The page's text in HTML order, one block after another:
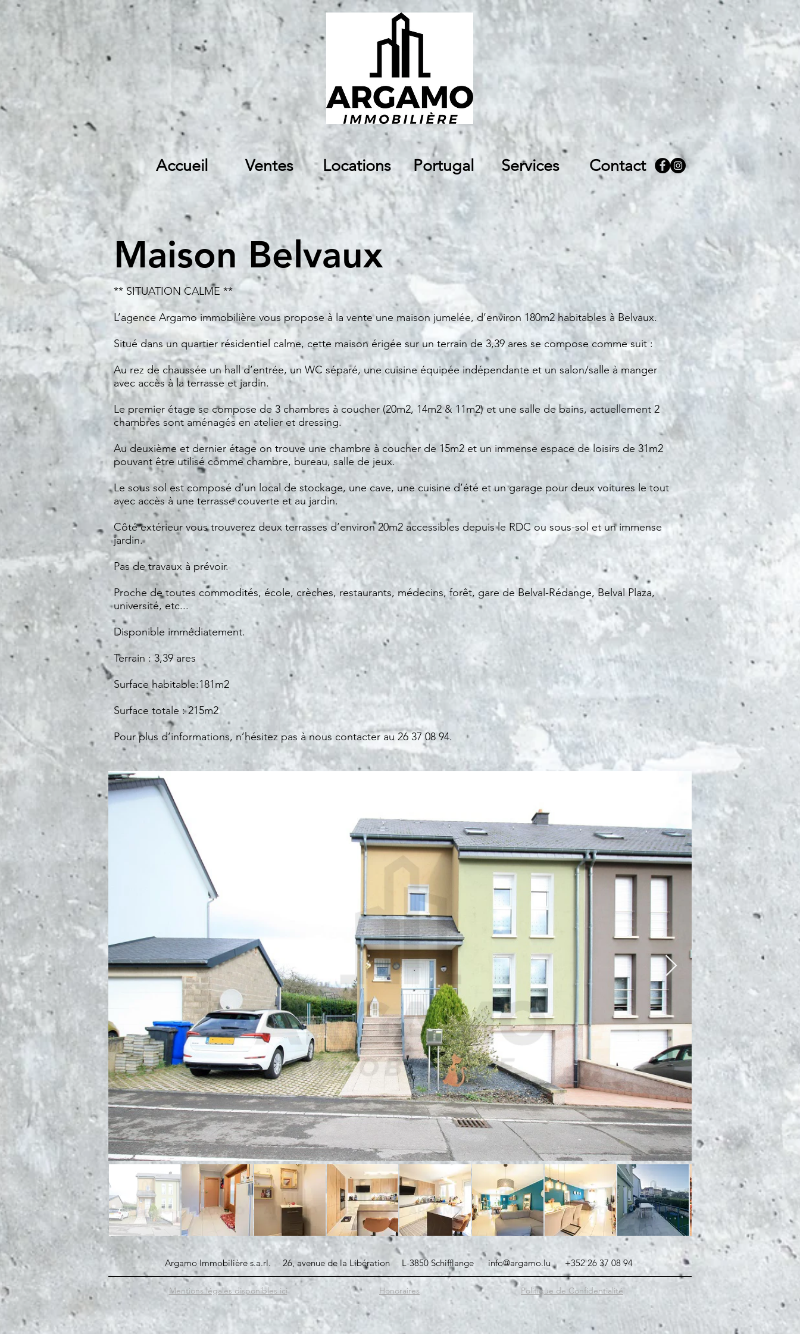
Accueil Ventes Locations Portugal Services Contact
Maison Belvaux
** SITUATION CALME **
L’agence Argamo immobilière vous propose à la vente une maison jumelée, d’environ 180m2 habitables à Belvaux.
Situé dans un quartier résidentiel calme, cette maison érigée sur un terrain de 3,39 ares se compose comme suit :
Au rez de chaussée un hall d’entrée, un WC séparé, une cuisine équipée indépendante et un salon/salle à manger
avec accès à la terrasse et jardin.
Le premier étage se compose de 3 chambres à coucher (20m2, 14m2 & 11m2) et une salle de bains, actuellement 2
chambres sont aménagés en atelier et dressing.
Au deuxième et dernier étage on trouve une chambre à coucher de 15m2 et un immense espace de loisirs de 31m2
pouvant être utilisé comme chambre, bureau, salle de jeux.
Le sous sol est composé d’un local de stockage, une cave, une cuisine d’été et un garage pour deux voitures le tout
avec accès à une terrasse couverte et au jardin.
Côté extérieur vous trouverez deux terrasses d’environ 20m2 accessibles depuis le RDC ou sous-sol et un immense
jardin.
Pas de travaux à prévoir.
Proche de toutes commodités, école, crèches, restaurants, médecins, forêt, gare de Belval-Rédange, Belval Plaza,
université, etc...
Disponible immédiatement.
Terrain : 3,39 ares
Surface habitable:181m2
Surface totale : 215m2
Pour plus d’informations, n’hésitez pas à nous contacter au 26 37 08 94.
Argamo Immobilière s.a.rl. 26, avenue de la Libération L-3850 Schifflangeinfo@argamo.lu+352 26 37 08 94
Mentions légales disponibles ici Honoraires Politique de Confidentialité